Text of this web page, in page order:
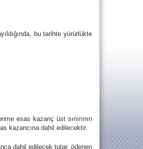
bu tarihte yürürlükte
esas kazanç üst sınırının
kazancına dahil edilecektir.
dahil edilecek tutar, ödenen